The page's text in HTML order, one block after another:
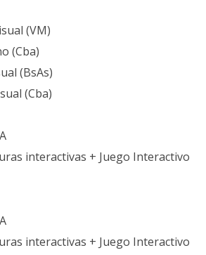
(VM)
(Cba)
(BsAs)
(Cba)
interactivas + Juego Interactivo
interactivas + Juego Interactivo